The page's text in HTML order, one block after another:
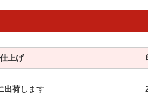
仕上げ
出荷します